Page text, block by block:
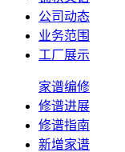
公司动态
业务范围
工厂展示
家谱编修
修谱进展
修谱指南
新增家谱